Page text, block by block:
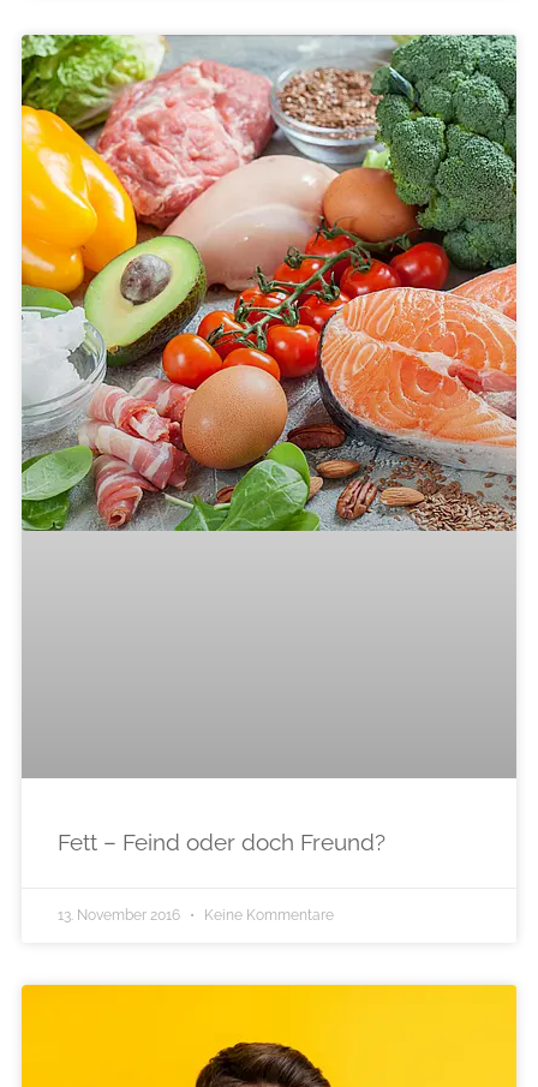
Fett – Feind oder doch Freund?
13. November 2016 Keine Kommentare